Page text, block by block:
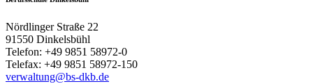
Nördlinger Straße 22
91550 Dinkelsbühl
Telefon: +49 9851 58972-0
Telefax: +49 9851 58972-150
verwaltung@bs-dkb.de